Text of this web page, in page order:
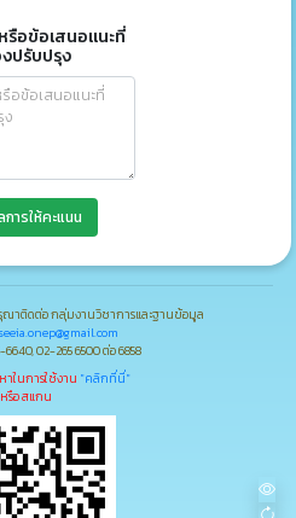
รือข้อเสนอแนะที่
ปรับปรุง
ารให้คะแนน
าติดต่อ กลุ่มงานวิชาการและฐานข้อมูล
02-265 6500 ต่อ 6858
ในการใช้งาน "คลิกที่นี่"
หรือ สแกน